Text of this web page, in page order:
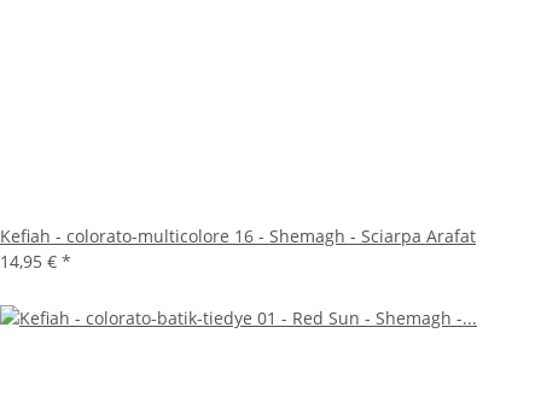
Kefiah - colorato-multicolore 16 - Shemagh - Sciarpa Arafat
14,95 € *